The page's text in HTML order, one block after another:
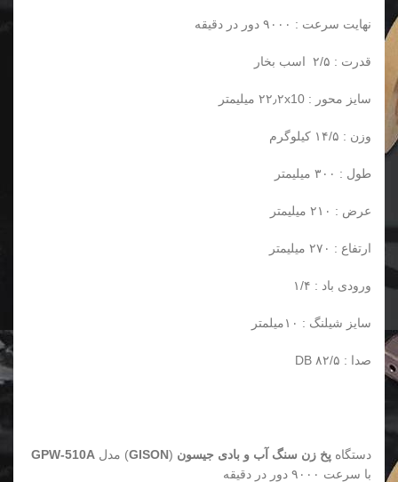
نهایت سرعت : ۹۰۰۰ دور در دقیقه
قدرت : ۲/۵ اسب بخار
سایز محور : ۲۲٫۲x10 میلیمتر
وزن : ۱۴/۵ کیلوگرم
طول : ۳۰۰ میلیمتر
عرض : ۲۱۰ میلیمتر
ارتفاع : ۲۷۰ میلیمتر
ورودی باد : ۱/۴
سایز شیلنگ : ۱۰میلمتر
صدا : ۸۲/۵ DB
دستگاه پخ زن سنگ آب و بادی جیسون (
GISON) مدل GPW-510A
با سرعت ۹۰۰۰ دور در دقیقه